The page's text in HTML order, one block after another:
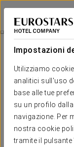
Impostazioni
Utilizziamo
analitici sull'uso
base alle tue
su un profilo
navigazione. Per
nostra cookie
tramite il
Exe Rey Don Jaime
VALENCIA
Esperienza